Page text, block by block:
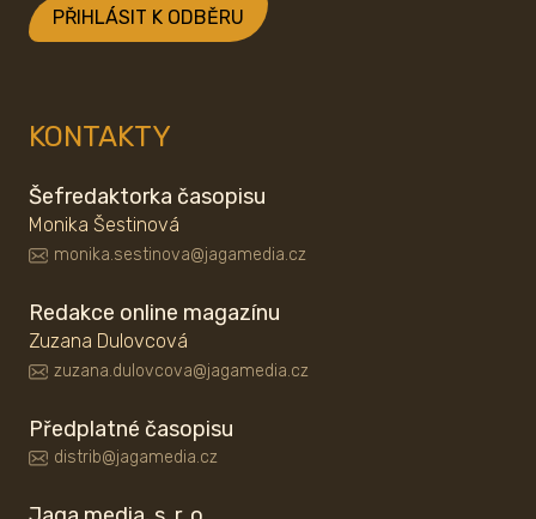
PŘIHLÁSIT K ODBĚRU
KONTAKTY
Šefredaktorka časopisu
Monika Šestinová
monika.sestinova@jagamedia.cz
Redakce online magazínu
Zuzana Dulovcová
zuzana.dulovcova@jagamedia.cz
Předplatné časopisu
distrib@jagamedia.cz